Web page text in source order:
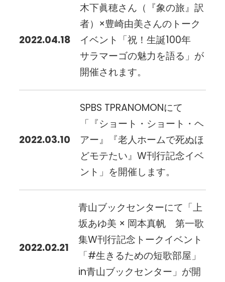
2022.04.18
木下眞穂さん（『象の旅』訳
者）×豊崎由美さんのトーク
イベント「祝！生誕100年
サラマーゴの魅力を語る」が
開催されます。
2022.03.10
SPBS TPRANOMONにて
「『ショート・ショート・ヘ
アー』『老人ホームで死ぬほ
どモテたい』W刊行記念イベ
ント」を開催します。
2022.02.21
青山ブックセンターにて「上
坂あゆ美 × 岡本真帆 第一歌
集W刊行記念トークイベント
「#生きるための短歌部屋」
in青山ブックセンター」が開